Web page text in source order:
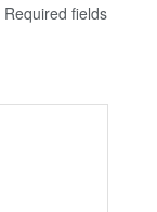
Required fields